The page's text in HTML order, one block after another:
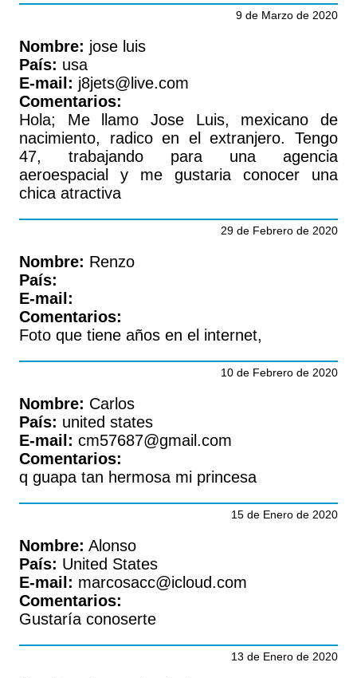
9 de Marzo de 2020
Nombre: jose luis
País: usa
E-mail: j8jets@live.com
Comentarios:
Hola; Me llamo Jose Luis, mexicano de
nacimiento, radico en el extranjero. Tengo
47, trabajando para una agencia
aeroespacial y me gustaria conocer una
chica atractiva
29 de Febrero de 2020
Nombre: Renzo
País:
E-mail:
Comentarios:
Foto que tiene años en el internet,
10 de Febrero de 2020
Nombre: Carlos
País: united states
E-mail: cm57687@gmail.com
Comentarios:
q guapa tan hermosa mi princesa
15 de Enero de 2020
Nombre: Alonso
País: United States
E-mail: marcosacc@icloud.com
Comentarios:
Gustaría conoserte
13 de Enero de 2020